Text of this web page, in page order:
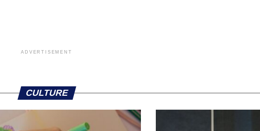
ADVERTISEMENT
CULTURE